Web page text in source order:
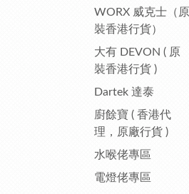
WORX 威克士（原
裝香港行貨）
大有 DEVON ( 原
裝香港行貨 )
Dartek 達泰
廚餘寶 ( 香港代
理，原廠行貨 )
水喉佬專區
電燈佬專區